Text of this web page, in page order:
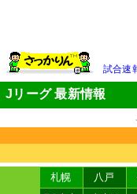
試合速
Jリーグ 最新情報
札幌 八戸